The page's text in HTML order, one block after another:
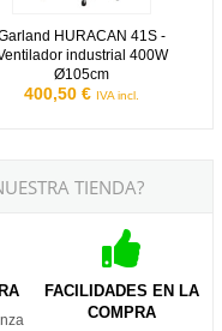
HURACAN 41S -
industrial 400W
Ø105cm
400,50 € IVA incl.
TIENDA?
FACILIDADES EN LA
COMPRA